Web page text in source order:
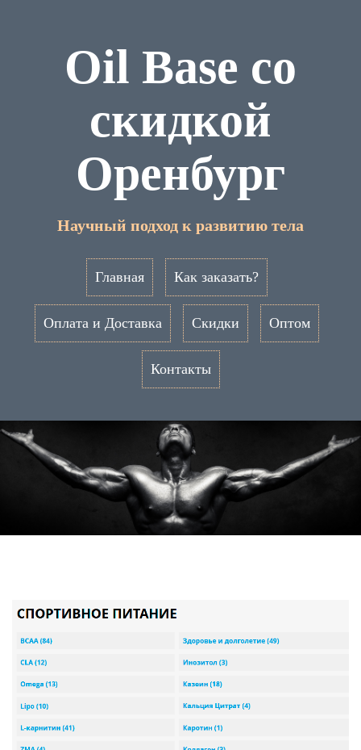
Oil Base со
скидкой
Оренбург
Научный подход к развитию тела
Главная Как заказать?
Оплата и Доставка Скидки Оптом
Контакты